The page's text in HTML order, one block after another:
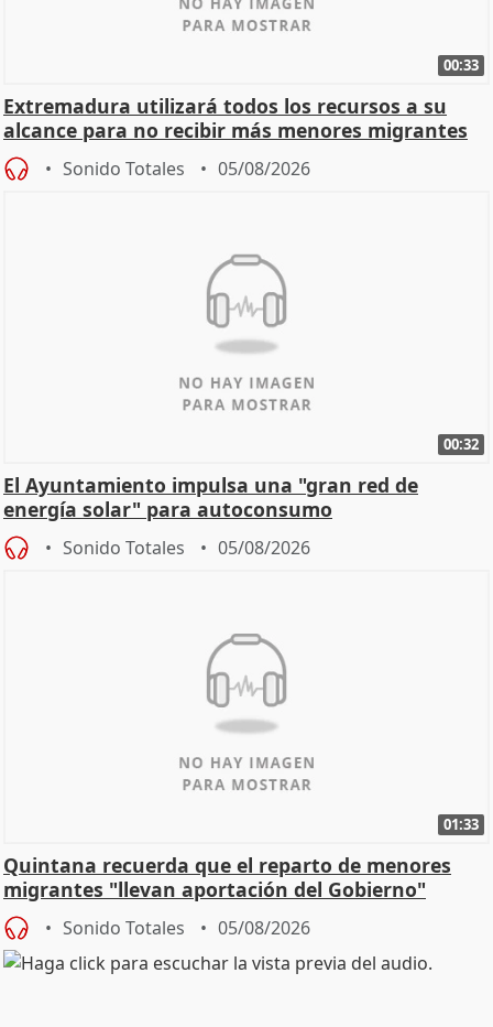
00:33
Extremadura utilizará todos los recursos a su
alcance para no recibir más menores migrantes
Sonido Totales 05/08/2026
00:32
El Ayuntamiento impulsa una "gran red de
energía solar" para autoconsumo
Sonido Totales 05/08/2026
01:33
Quintana recuerda que el reparto de menores
migrantes "llevan aportación del Gobierno"
central
Sonido Totales 05/08/2026